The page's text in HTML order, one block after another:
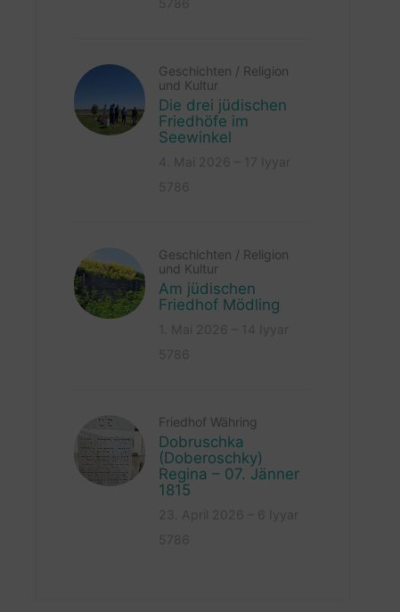
Geschichten / Religion
und Kultur
Die drei jüdischen
Friedhöfe im
Seewinkel
Geschichten / Religion
und Kultur
Am jüdischen
Friedhof Mödling
Friedhof Währing
Dobruschka
(Doberoschky)
Regina – 07. Jänner
1815